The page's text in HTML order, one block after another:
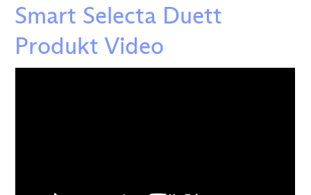
Smart Selecta Duett
Produkt Video